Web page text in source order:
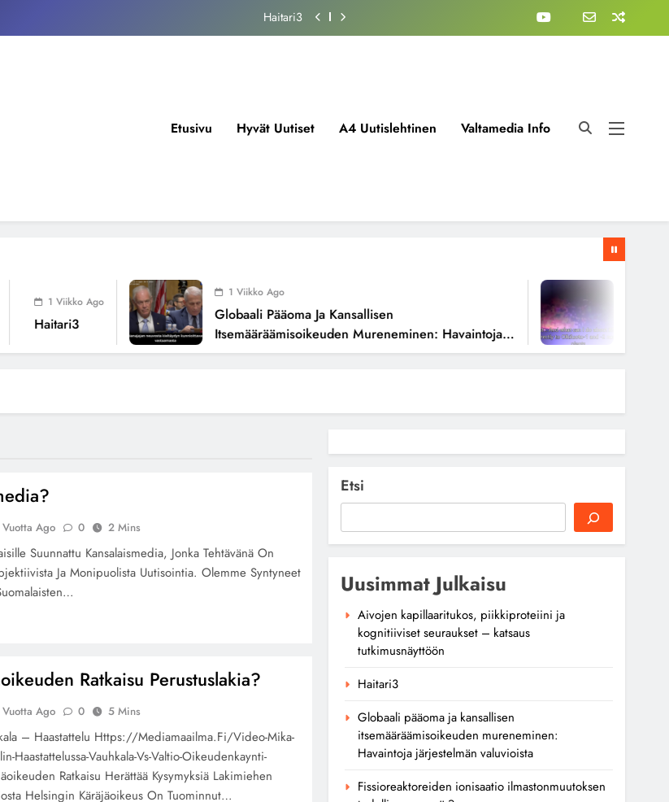
mureneminen: Havaintoja järjestelmän
Haitari3
Etusivu Hyvät Uutiset A4 Uutislehtinen Valtamedia Info
1 Viikko Ago
Haitari3
1 Viikko Ago
Globaali Pääoma Ja Kansallisen
Itsemääräämisoikeuden Mureneminen: Havaintoja
Järjestelmän Valuvioista
Todellisena
Ago 0 2 Mins
Suunnattu Kansalaismedia, Jonka Tehtävänä On
Ja Monipuolista Uutisointia. Olemme Syntyneet
Ratkaisu Perustuslakia?
Ago 0 5 Mins
– Haastattelu Https://mediamaailma.fi/video-Mika-
Haastattelussa-Vauhkala-Vs-Valtio-Oikeudenkaynti-
Ratkaisu Herättää Kysymyksiä Lakimiehen
Helsingin Käräjäoikeus On Tuominnut…
Etsi
Uusimmat Julkaisu
Aivojen kapillaaritukos, piikkiproteiini ja
kognitiiviset seuraukset – katsaus
tutkimusnäyttöön
Haitari3
Globaali pääoma ja kansallisen
itsemääräämisoikeuden mureneminen:
Havaintoja järjestelmän valuvioista
Fissioreaktoreiden ionisaatio ilmastonmuutoksen